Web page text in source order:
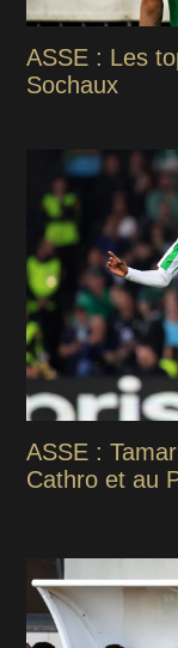
ASSE : Les
Sochaux
ASSE :
Cathro et au